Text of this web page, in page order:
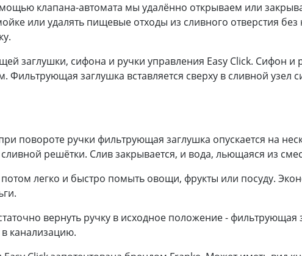
клапана-автомата мы удалённо открываем или
или удалять пищевые отходы из сливного отверстия без
заглушки, сифона и ручки управления Easy Click. Сифон и
заглушка вставляется сверху в сливной узел
повороте ручки фильтрующая заглушка опускается на
решётки. Слив закрывается, и вода, льющаяся из
легко и быстро помыть овощи, фрукты или посуду.
вернуть ручку в исходное положение -
канализацию.